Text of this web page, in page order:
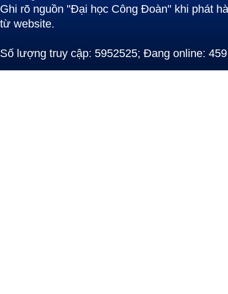
Ghi rõ nguồn "Đại học Công Đoàn" khi phát
từ website.
Số lượng truy cập: 5952525; Đang online: 459